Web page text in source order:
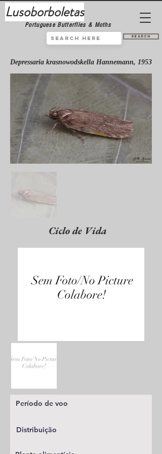
Lusoborboletas
Portuguese Butterflies & Moths
Search
Depressaria krasnowodskella Hannemann, 1953
Ciclo de Vida
Período de voo
Distribuição